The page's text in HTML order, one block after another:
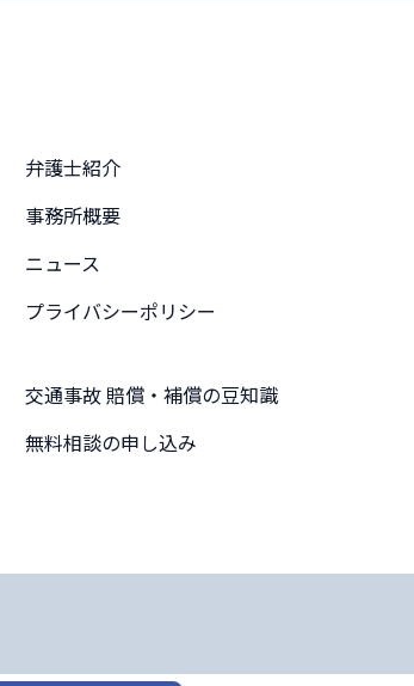
弁護士紹介
事務所概要
ニュース
プライバシーポリシー
交通事故 賠償・補償の豆知識
無料相談の申し込み